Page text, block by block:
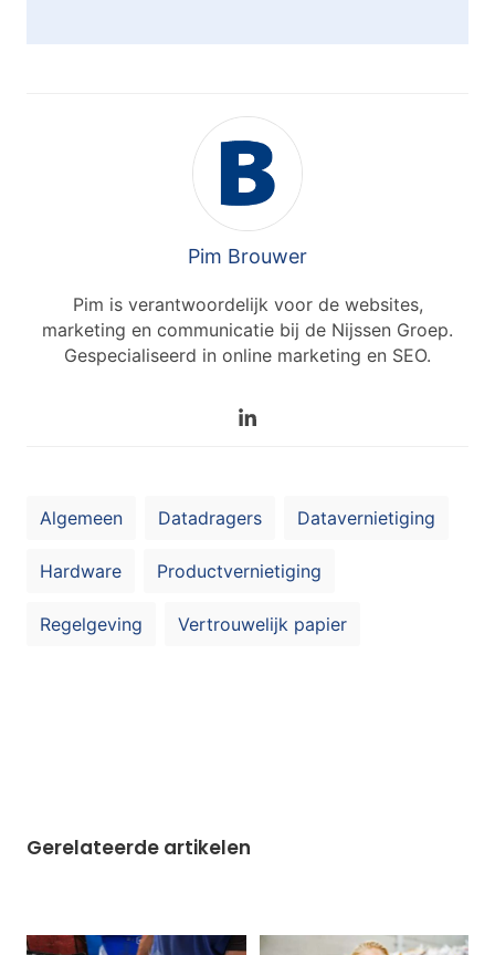
Pim Brouwer
Pim is verantwoordelijk voor de websites,
marketing en communicatie bij de Nijssen Groep.
Gespecialiseerd in online marketing en SEO.
Algemeen Datadragers Datavernietiging
Hardware Productvernietiging
Regelgeving Vertrouwelijk papier
Gerelateerde artikelen